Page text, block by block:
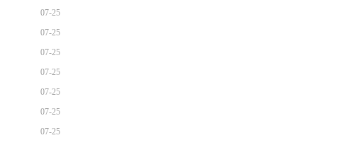
07-25
07-25
07-25
07-25
07-25
07-25
07-25